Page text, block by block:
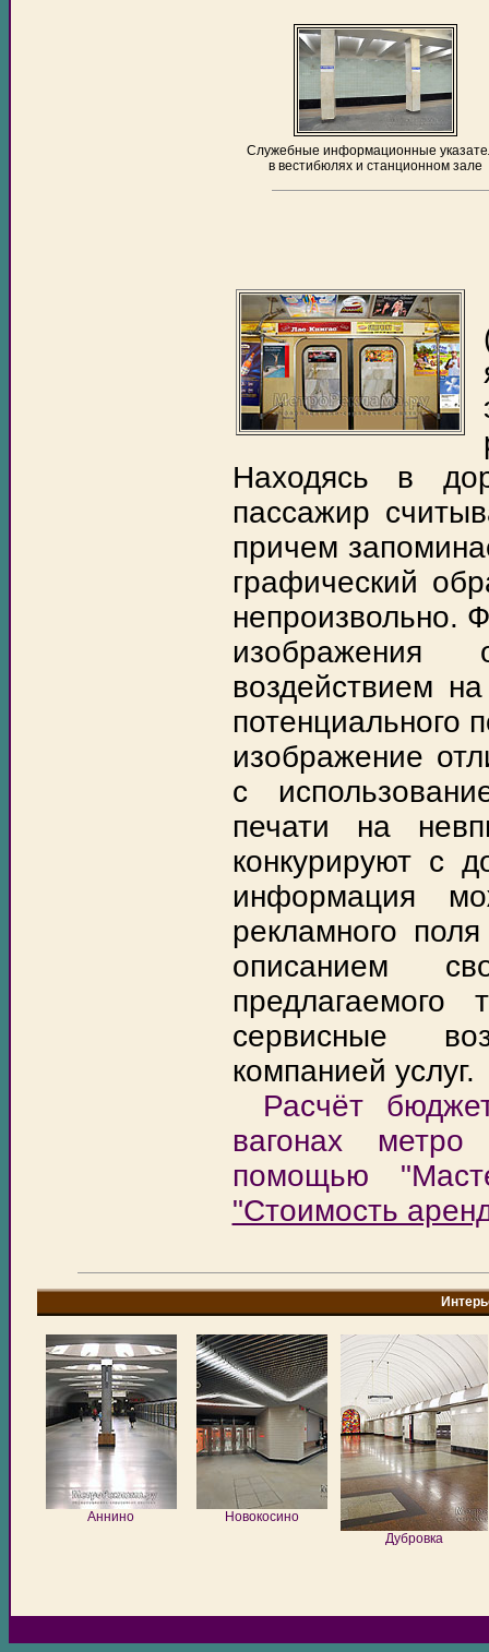
Служебные информационные
в вестибюлях и станционном зале
Находясь в
пассажир
причем
графический
непроизвольно.
изображения
воздействием
потенциального
изображение
с
печати на
конкурируют с
информация
рекламного
описанием
сервисные
компанией услуг.
Расчёт
вагонах
помощью
"Стоимость
Аннино
Новокосино
Дубровка